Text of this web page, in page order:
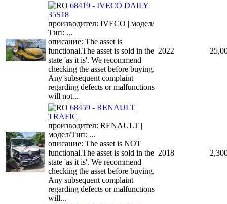
68419 - IVECO DAILY
35S18
производител: IVECO | модел/
Тип: ...
описание: The asset is
functional.The asset is sold in the
state 'as it is'. We recommend
checking the asset before buying.
Any subsequent complaint
regarding defects or malfunctions
will not...
2022
68459 - RENAULT
TRAFIC
производител: RENAULT |
модел/Тип: ...
описание: The asset is NOT
functional.The asset is sold in the
state 'as it is'. We recommend
checking the asset before buying.
Any subsequent complaint
regarding defects or malfunctions
will...
2018